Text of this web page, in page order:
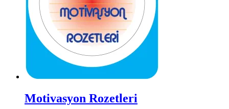
Motivasyon Rozetleri